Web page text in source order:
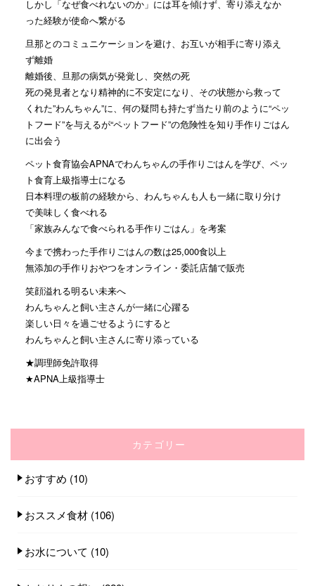
しかし「なぜ食べれないのか」には耳を傾けず、寄り添えなか
った経験が使命へ繋がる
旦那とのコミュニケーションを避け、お互いが相手に寄り添え
ず離婚
離婚後、旦那の病気が発覚し、突然の死
死の発見者となり精神的に不安定になり、その状態から救って
くれた”わんちゃん”に、何の疑問も持たず当たり前のように“ペッ
トフード”を与えるが“ペットフード”の危険性を知り手作りごはん
に出会う
ペット食育協会APNAでわんちゃんの手作りごはんを学び、ペッ
ト食育上級指導士になる
日本料理の板前の経験から、わんちゃんも人も一緒に取り分け
で美味しく食べれる
「家族みんなで食べられる手作りごはん」を考案
今まで携わった手作りごはんの数は25,000食以上
無添加の手作りおやつをオンライン・委託店舗で販売
笑顔溢れる明るい未来へ
わんちゃんと飼い主さんが一緒に心躍る
楽しい日々を過ごせるようにすると
わんちゃんと飼い主さんに寄り添っている
★調理師免許取得
★APNA上級指導士
カテゴリー
おすすめ (10)
おススメ食材 (106)
お水について (10)